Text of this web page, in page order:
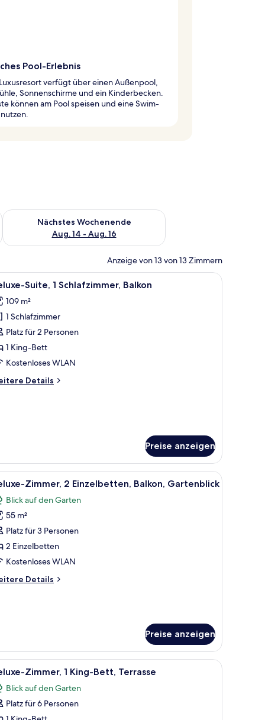
Pool-Erlebnis
verfügt über einen Außenpool,
Sonnenschirme und ein Kinderbecken.
können am Pool speisen und eine Swim-
Aug. 7 - Aug. 9.
Nächstes Wochenende
Aug. 14 - Aug. 16
Überprüfe die Verfügbarkeit für nächstes Wochenende, Aug.
Anzeige von 13 von 13 Zimmern
in der Ferne.
Stuhl, einem Bett und einem großen Fenster mit Blick ins Freie.
Ein modernes Hotelzimmer mit großem
12 Suite, 1 Schlafzimmer, Balkon
109 m²
1 Schlafzimmer
Platz für 2 Personen
1 King-Bett
Kostenloses WLAN
Details
Preise anzeigen
Spiegel.
Schreibtisch, einem Sessel, einem Fernseher und einem großen Fenster
Ein Hotelzimmer mit zwei Betten, einem
7 Zimmer, 2 Einzelbetten, Balkon, Gartenblick
Blick auf den Garten
55 m²
Platz für 3 Personen
2 Einzelbetten
Kostenloses WLAN
Details
Preise anzeigen
einem Schreibtisch mit Stuhl, einem Fernseher und Blick ins Freie.
Ein Hotelzimmer mit einem großen Bett,
5 Zimmer, 1 King-Bett, Terrasse
Blick auf den Garten
Platz für 6 Personen